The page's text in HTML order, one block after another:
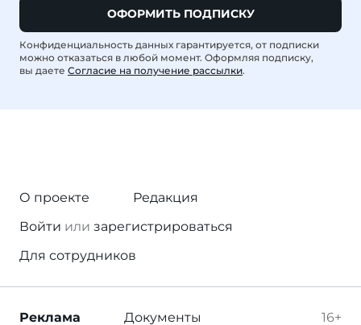
ОФОРМИТЬ ПОДПИСКУ
Конфиденциальность данных гарантируется, от подписки
можно отказаться в любой момент. Оформляя подписку,
вы даете Согласие на получение рассылки.
О проекте
Редакция
Войти или зарегистрироваться
Для сотрудников
16+
Реклама Документы